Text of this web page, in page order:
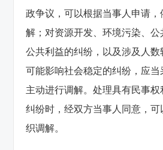
政争议，可以根据当事人申请，
解；对资源开发、环境污染、
公共利益的纠纷，以及涉及人数
可能影响社会稳定的纠纷，应
主动进行调解。处理具有民事
纠纷时，经双方当事人同意，可
织调解。